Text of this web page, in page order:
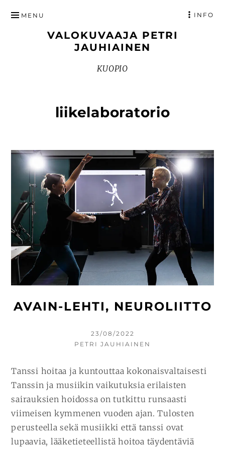
SISÄLTÖÖN
VALOKUVAAJA PETRI
JAUHIAINEN
KUOPIO
MENU INFO
liikelaboratorio
AVAIN-LEHTI, NEUROLIITTO
KIRJOITETTU
23/08/2022
KIRJOITTAJA
PETRI JAUHIAINEN
Tanssi hoitaa ja kuntouttaa kokonaisvaltaisesti
Tanssin ja musiikin vaikutuksia erilaisten
sairauksien hoidossa on tutkittu runsaasti
viimeisen kymmenen vuoden ajan. Tulosten
perusteella sekä musiikki että tanssi ovat
lupaavia, lääketieteellistä hoitoa täydentäviä